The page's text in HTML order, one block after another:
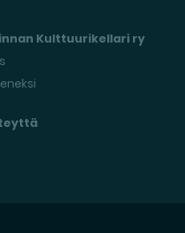
Kulttuurikellari ry